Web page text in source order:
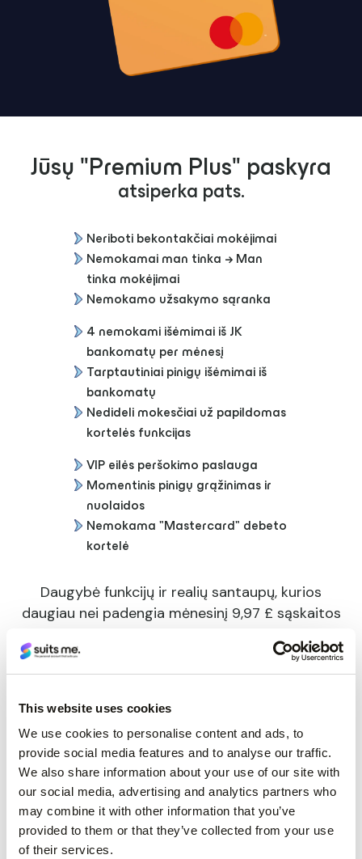
This website uses cookies
We use cookies to personalise content and ads, to
provide social media features and to analyse our traffic.
We also share information about your use of our site with
our social media, advertising and analytics partners who
may combine it with other information that you’ve
provided to them or that they’ve collected from your use
of their services.
Jūsų "Premium Plus" paskyra
atsiperka pats.
Neriboti bekontakčiai mokėjimai
Nemokamai man tinka → Man
tinka mokėjimai
Nemokamo užsakymo sąranka
4 nemokami išėmimai iš JK
bankomatų per mėnesį
Tarptautiniai pinigų išėmimai iš
bankomatų
Nedideli mokesčiai už papildomas
kortelės funkcijas
VIP eilės peršokimo paslauga
Momentinis pinigų grąžinimas ir
nuolaidos
Nemokama "Mastercard" debeto
kortelė
Daugybė funkcijų ir realių santaupų, kurios
daugiau nei padengia mėnesinį 9,97 £ sąskaitos
Atidarykite paskyrą per mažiau nei 3 minutes.
Jokių minimalių įmokų. Jokių netikėtų mokesčių.
Atidarykite "Premium Plus" sąskaitą